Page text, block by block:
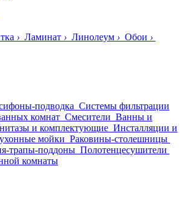
› Ламинат › Линолеум › Обои ›
подводка Системы фильтрации
комнат Смесители Ванны и
и комплектующие Инсталляции и
мойки Раковины-столешницы
трапы-поддоны Полотенцесушители
комнаты